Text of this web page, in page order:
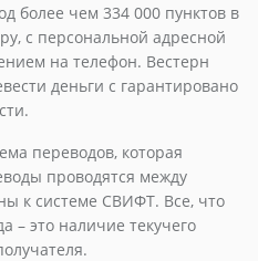
более чем 334 000 пунктов в
с персональной адресной
на телефон. Вестерн
деньги с гарантировано
переводов, которая
проводятся между
к системе СВИФТ. Все, что
– это наличие текучего